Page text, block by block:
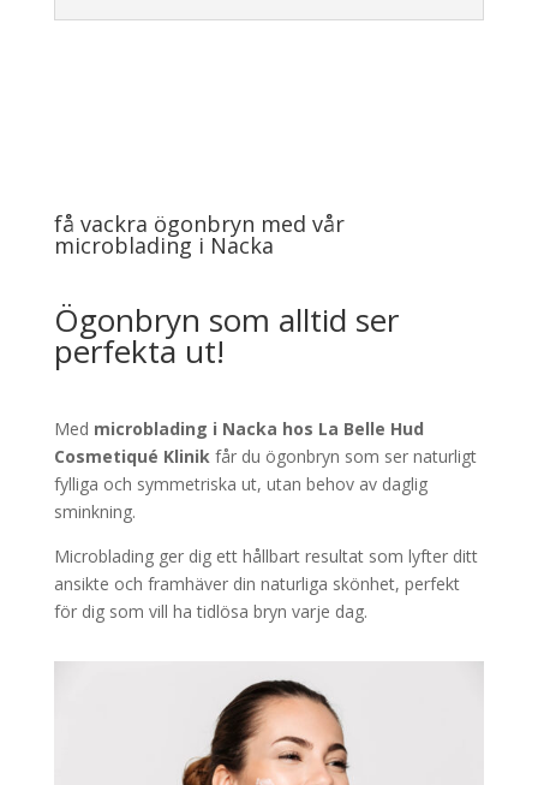
få vackra ögonbryn med vår
microblading i Nacka
Ögonbryn som alltid ser
perfekta ut!
Med microblading i Nacka hos La Belle Hud
Cosmetiqué Klinikfår du ögonbryn som ser naturligt
fylliga och symmetriska ut, utan behov av daglig
sminkning.
Microblading ger dig ett hållbart resultat som lyfter ditt
ansikte och framhäver din naturliga skönhet, perfekt
för dig som vill ha tidlösa bryn varje dag.